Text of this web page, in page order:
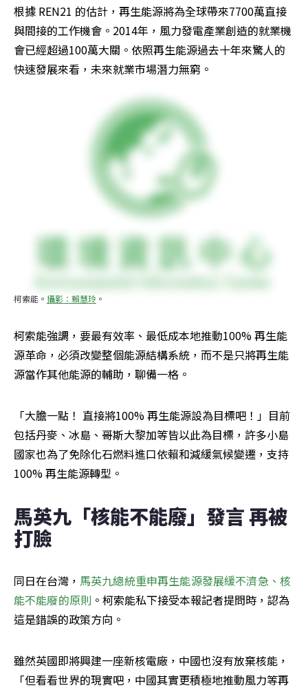
根據 REN21 的估計，再生能源將為全球帶來7700萬直接
與間接的工作機會。2014年，風力發電產業創造的就業機
會已經超過100萬大關。依照再生能源過去十年來驚人的
快速發展來看，未來就業市場潛力無窮。
柯索能。 攝影：賴慧玲 。
柯索能強調，要最有效率、最低成本地推動100% 再生能
源革命，必須改變整個能源結構系統，而不是只將再生能
源當作其他能源的輔助，聊備一格。
「大膽一點！ 直接將100% 再生能源設為目標吧！」目前
包括丹麥、冰島、哥斯大黎加等皆以此為目標，許多小島
國家也為了免除化石燃料進口依賴和減緩氣候變遷，支持
100% 再生能源轉型。
馬英九「核能不能廢」發言 再被
打臉
同日在台灣， 馬英九總統重申再生能源發展緩不濟急、核
能不能廢的原則 。柯索能私下接受本報記者提問時，認為
這是錯誤的政策方向。
雖然英國即將興建一座新核電廠，中國也沒有放棄核能，
「但看看世界的現實吧，中國其實更積極地推動風力等再